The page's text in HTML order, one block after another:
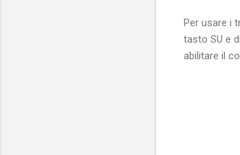
Per usare i
tasto SU e
abilitare il